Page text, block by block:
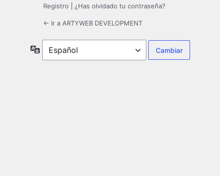
Registro ¿Has olvidado tu contraseña?
← Ir a ARTYWEB DEVELOPMENT
Idioma